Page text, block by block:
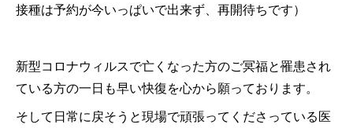
接種は予約が今いっぱいで出来ず、再開待ちです）
新型コロナウィルスで亡くなった方のご冥福と罹患され
ている方の一日も早い快復を心から願っております。
そして日常に戻そうと現場で頑張ってくださっている医